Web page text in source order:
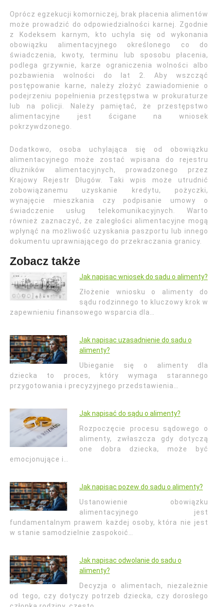
Oprócz egzekucji komorniczej, brak płacenia alimentów
może prowadzić do odpowiedzialności karnej. Zgodnie
z Kodeksem karnym, kto uchyla się od wykonania
obowiązku alimentacyjnego określonego co do
świadczenia, kwoty, terminu lub sposobu płacenia,
podlega grzywnie, karze ograniczenia wolności albo
pozbawienia wolności do lat 2. Aby wszcząć
postępowanie karne, należy złożyć zawiadomienie o
podejrzeniu popełnienia przestępstwa w prokuraturze
lub na policji. Należy pamiętać, że przestępstwo
alimentacyjne jest ścigane na wniosek
pokrzywdzonego.
Dodatkowo, osoba uchylająca się od obowiązku
alimentacyjnego może zostać wpisana do rejestru
dłużników alimentacyjnych, prowadzonego przez
Krajowy Rejestr Długów. Taki wpis może utrudnić
zobowiązanemu uzyskanie kredytu, pożyczki,
wynajęcie mieszkania czy podpisanie umowy o
świadczenie usług telekomunikacyjnych. Warto
również zaznaczyć, że zaległości alimentacyjne mogą
wpłynąć na możliwość uzyskania paszportu lub innego
dokumentu uprawniającego do przekraczania granicy.
Zobacz także
Jak napisac wniosek do sadu o alimenty?
Złożenie wniosku o alimenty do
sądu rodzinnego to kluczowy krok w
zapewnieniu finansowego wsparcia dla…
Jak napisac uzasadnienie do sadu o
alimenty?
Ubieganie się o alimenty dla
dziecka to proces, który wymaga starannego
przygotowania i precyzyjnego przedstawienia…
Jak napisać do sądu o alimenty?
Rozpoczęcie procesu sądowego o
alimenty, zwłaszcza gdy dotyczą
one dobra dziecka, może być
emocjonujące i…
Jak napisac pozew do sadu o alimenty?
Ustanowienie obowiązku
alimentacyjnego jest
fundamentalnym prawem każdej osoby, która nie jest
w stanie samodzielnie zaspokoić…
Jak napisac odwolanie do sadu o
alimenty?
Decyzja o alimentach, niezależnie
od tego, czy dotyczy potrzeb dziecka, czy dorosłego